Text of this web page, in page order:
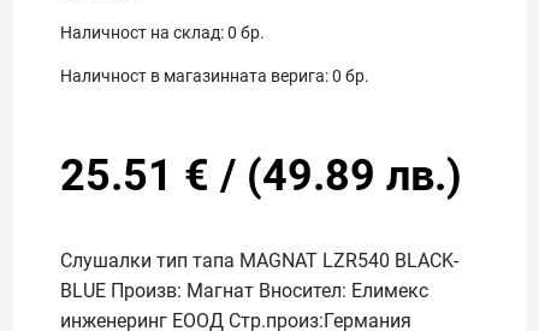
Наличност на склад:0 бр.
Наличност в магазинната верига:0 бр.
25.51 € / (49.89 лв.)
Слушалки тип тапа MAGNAT LZR540 BLACK-
BLUE Произв: Магнат Вносител: Елимекс
инженеринг ЕООД Стр.произ:Германия